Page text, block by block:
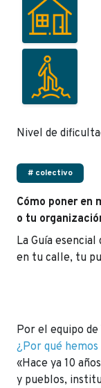
Nivel de
# colectivo
Cómo poner en
o tu
La Guía
en tu calle, tu
Por el equipo
¿Por qué
«Hace ya 10
y pueblos,